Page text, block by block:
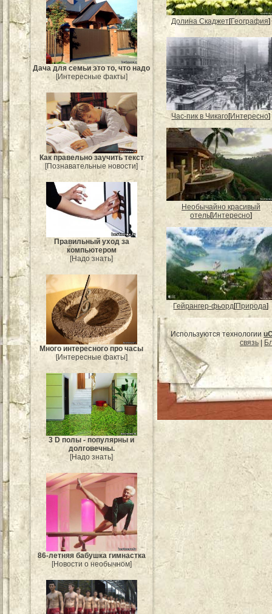
Дача для семьи это то, что надо
[Интересные факты]
Как правельно заучить текст
[Познавательные новости]
Правильный уход за
компьютером
[Надо знать]
Много интересного про часы
[Интересные факты]
3 D полы - популярны и
долговечны.
[Надо знать]
86-летняя бабушка гимнастка
[Новости о необычном]
Долина Скаджет[География]
Час-пик в Чикаго[Интересно]
Необычайно красивый
отель[Интересно]
Гейрангер-фьорд[Природа]
Используются технологии
связь